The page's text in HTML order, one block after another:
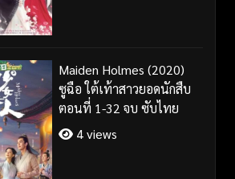
Maiden Holmes (2020)
ซูฉือ ใต้เท้าสาวยอดนักสืบ
ตอนที่ 1-32 จบ ซับไทย
4 views